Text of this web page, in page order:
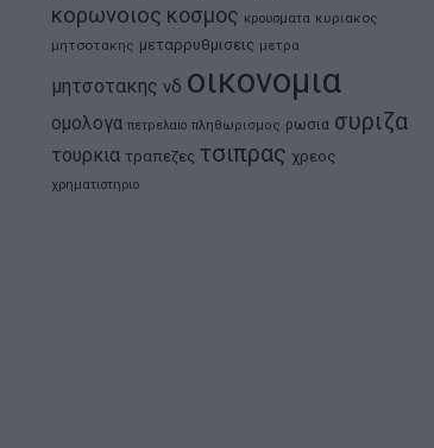
κορωνοιος κοσμος κρουσματα κυριακος
μητσοτακης μεταρρυθμισεις μετρα
μητσοτακης νδ οικονομια
ομολογα πετρελαιο πληθωρισμος ρωσια συριζα
τουρκια τραπεζες τσιπρας χρεος
χρηματιστηριο